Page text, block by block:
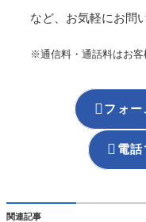
など、お気軽にお問
※通信料・通話料はお客
フォ
 電
関連記事